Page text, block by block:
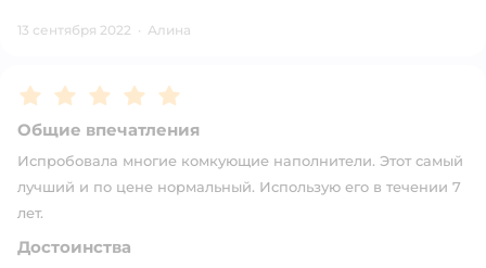
13 сентября 2022 · Алина
Рейтинг:5
Общие впечатления
Испробовала многие комкующие наполнители. Этот самый
лучший и по цене нормальный. Использую его в течении 7
лет.
Достоинства